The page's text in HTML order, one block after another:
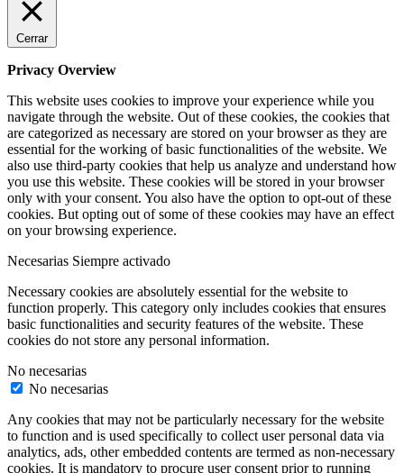
Cerrar
Privacy Overview
This website uses cookies to improve your experience while you
navigate through the website. Out of these cookies, the cookies that
are categorized as necessary are stored on your browser as they are
essential for the working of basic functionalities of the website. We
also use third-party cookies that help us analyze and understand how
you use this website. These cookies will be stored in your browser
only with your consent. You also have the option to opt-out of these
cookies. But opting out of some of these cookies may have an effect
on your browsing experience.
Necesarias Siempre activado
Necessary cookies are absolutely essential for the website to
function properly. This category only includes cookies that ensures
basic functionalities and security features of the website. These
cookies do not store any personal information.
No necesarias
No necesarias
Any cookies that may not be particularly necessary for the website
to function and is used specifically to collect user personal data via
analytics, ads, other embedded contents are termed as non-necessary
cookies. It is mandatory to procure user consent prior to running